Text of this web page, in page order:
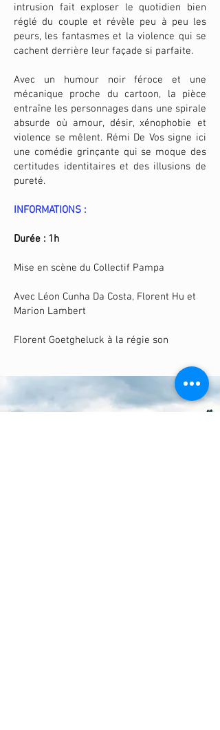
intrusion fait exploser le quotidien bien
réglé du couple et révèle peu à peu les
peurs, les fantasmes et la violence qui se
cachent derrière leur façade si parfaite.
Avec un humour noir féroce et une
mécanique proche du cartoon, la pièce
entraîne les personnages dans une spirale
absurde où amour, désir, xénophobie et
violence se mêlent. Rémi De Vos signe ici
une comédie grinçante qui se moque des
certitudes identitaires et des illusions de
pureté.
INFORMATIONS :
Durée : 1h
Mise en scène du Collectif Pampa
Avec Léon Cunha Da Costa, Florent Hu et
Marion Lambert
Florent Goetgheluck à la régie son